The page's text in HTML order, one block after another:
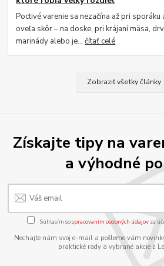
Poctivé varenie sa nezačína až pri
oveľa skôr – na doske, pri krájaní mäsa,
marinády alebo je...čítať celé
Zobraziť všetky články
Získajte tipy na
a výhodné
Súhlasím sospracovaním osobných údajov za
Nechajte nám svoj e-mail a pošleme vám
praktické rady a vybrané akcie z